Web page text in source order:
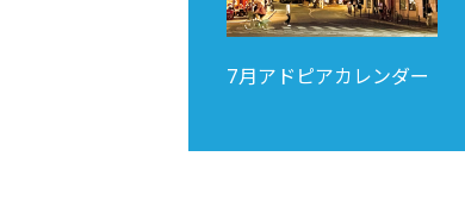
7月アドピアカレンダー